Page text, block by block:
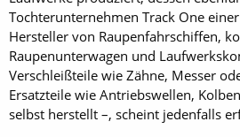
Tochterunternehmen Track One
Hersteller von Raupenfahrschiffen,
Raupenunterwagen und
Verschleißteile wie Zähne, Messer
Ersatzteile wie Antriebswellen,
selbst herstellt –, scheint jedenfalls